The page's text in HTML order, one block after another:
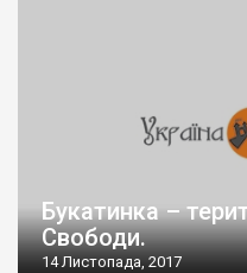
Букатинка –
Свободи.
14 Листопада, 2017